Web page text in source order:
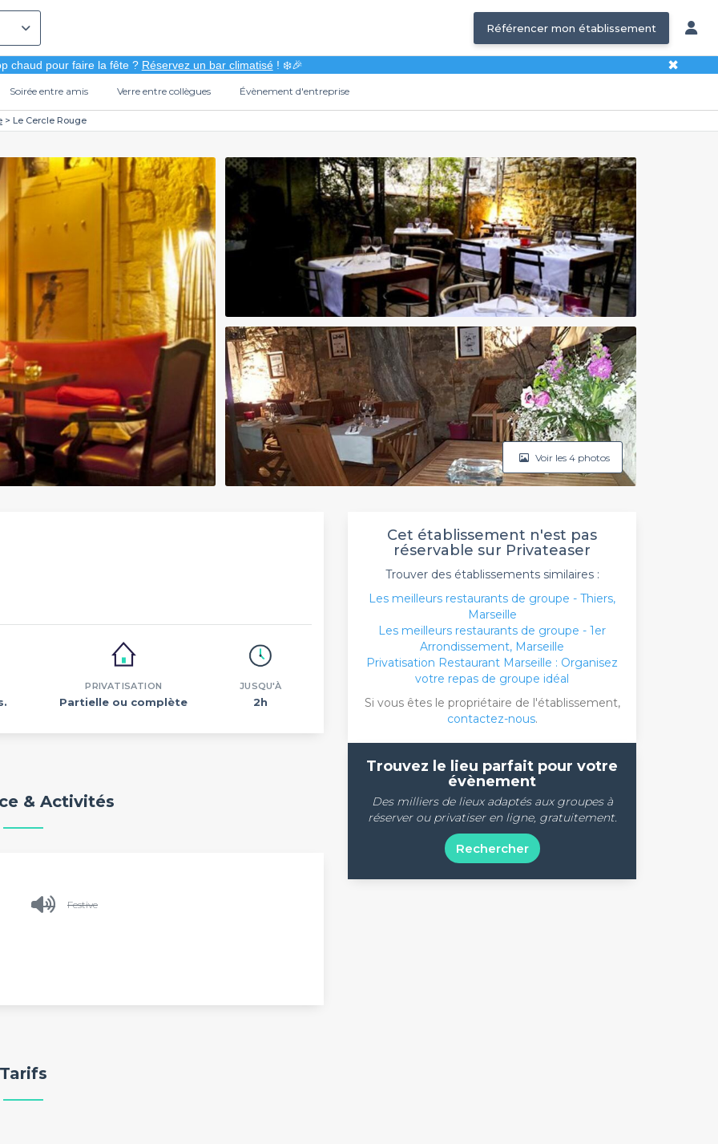
Référencer mon établissement
chaud pour faire la fête ? Réservez un bar climatisé! ❄️🎉 ✖
Soirée entre amis Verre entre collègues Évènement d'entreprise
Le Cercle Rouge
Voir les 4 photos
PRIVATISATION
Partielle ou complète
JUSQU'À
2h
& Activités
Festive
Tarifs
Cet établissement n'est pas
réservable sur Privateaser
Trouver des établissements similaires :
Les meilleurs restaurants de groupe - Thiers,
Marseille
Les meilleurs restaurants de groupe - 1er
Arrondissement, Marseille
Privatisation Restaurant Marseille : Organisez
votre repas de groupe idéal
Si vous êtes le propriétaire de l'établissement,
contactez-nous.
Trouvez le lieu parfait pour votre
évènement
Des milliers de lieux adaptés aux groupes à
réserver ou privatiser en ligne, gratuitement.
Rechercher